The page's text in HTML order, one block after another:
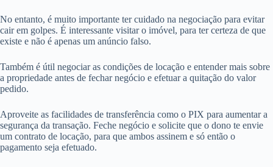
No entanto, é muito importante ter cuidado na negociação para evitar
cair em golpes. É interessante visitar o imóvel, para ter certeza de que
existe e não é apenas um anúncio falso.
Também é útil negociar as condições de locação e entender mais sobre
a propriedade antes de fechar negócio e efetuar a quitação do valor
pedido.
Aproveite as facilidades de transferência como o PIX para aumentar a
segurança da transação. Feche negócio e solicite que o dono te envie
um contrato de locação, para que ambos assinem e só então o
pagamento seja efetuado.